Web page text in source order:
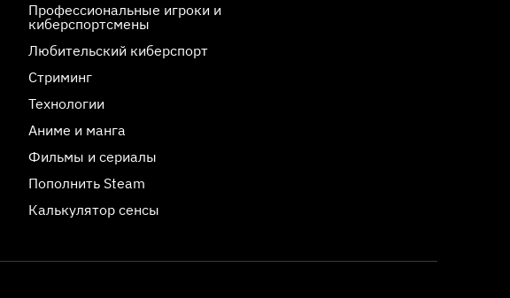
Профессиональные игроки и
киберспортсмены
Любительский киберспорт
Стриминг
Технологии
Аниме и манга
Фильмы и сериалы
Пополнить Steam
Калькулятор сенсы